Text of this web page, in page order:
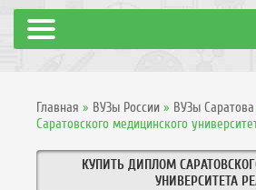
Главная » ВУЗы России » ВУЗы Саратова
Саратовского медицинского
КУПИТЬ ДИПЛОМ
УНИВЕРСИТЕТА